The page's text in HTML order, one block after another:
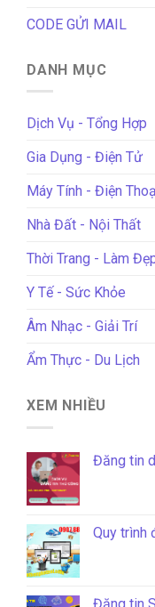
CODE GỬI MAIL
DANH MỤC
Dịch Vụ - Tổng Hợp
Gia Dụng - Điện Tử
Máy Tính - Điện
Nhà Đất - Nội Thất
Thời Trang - Làm
Y Tế - Sức Khỏe
Âm Nhạc - Giải Trí
Ẩm Thực - Du Lịch
XEM NHIỀU
Đăng tin
Quy trình